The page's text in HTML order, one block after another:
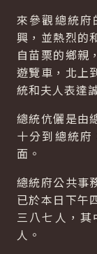
來參觀總統
興，並熱烈的
自苗栗的鄉親
遊覽車，北上
統和夫人表達
總統伉儷是由
十分到總統
面。
總統府公共事
已於本日下午
三八七人，
人。